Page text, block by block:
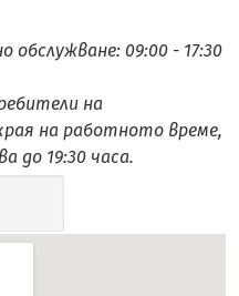
09:00 - 17:30
на
на работното време,
до 19:30 часа.